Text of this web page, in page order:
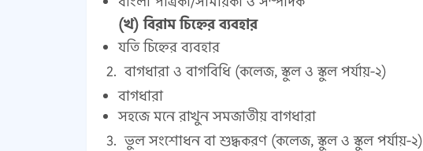
(খ) বিরাম চিহ্নের ব্যবহার
যতি চিহ্নের ব্যবহার
বাগধারা ও বাগবিধি (কলেজ, স্কুল ও স্কুল পর্যায়-২)
বাগধারা
সহজে মনে রাখুন সমজাতীয় বাগধারা
ভুল সংশোধন বা শুদ্ধকরণ (কলেজ, স্কুল ও স্কুল পর্যায়-২)